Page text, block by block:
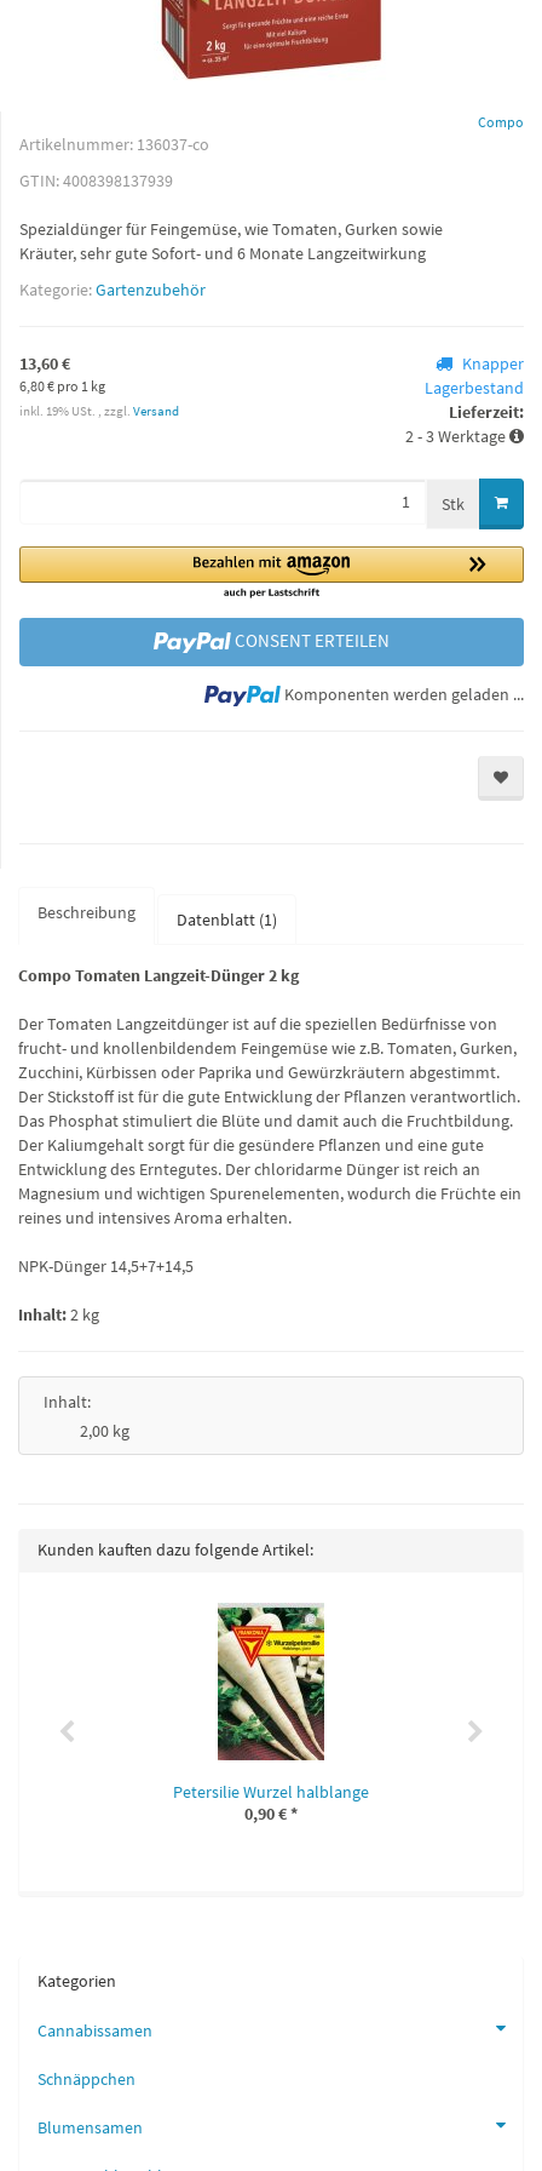
Compo
Artikelnummer: 136037-co
GTIN:4008398137939
Spezialdünger für Feingemüse, wie Tomaten, Gurken sowie
Kräuter, sehr gute Sofort- und 6 Monate Langzeitwirkung
Kategorie:Gartenzubehör
13,60 €
6,80 € pro 1 kg
inkl. 19% USt. , zzgl. Versand
Knapper
Lagerbestand
Lieferzeit:
2 - 3 Werktage
Stk
CONSENT ERTEILEN
Komponenten werden geladen ...
Beschreibung Datenblatt (1)
Compo Tomaten Langzeit-Dünger 2 kg
Der Tomaten Langzeitdünger ist auf die speziellen Bedürfnisse von
frucht- und knollenbildendem Feingemüse wie z.B. Tomaten, Gurken,
Zucchini, Kürbissen oder Paprika und Gewürzkräutern abgestimmt.
Der Stickstoff ist für die gute Entwicklung der Pflanzen verantwortlich.
Das Phosphat stimuliert die Blüte und damit auch die Fruchtbildung.
Der Kaliumgehalt sorgt für die gesündere Pflanzen und eine gute
Entwicklung des Erntegutes. Der chloridarme Dünger ist reich an
Magnesium und wichtigen Spurenelementen, wodurch die Früchte ein
reines und intensives Aroma erhalten.
NPK-Dünger 14,5+7+14,5
Inhalt:2 kg
Inhalt:
2,00 kg
Kunden kauften dazu folgende Artikel:
Petersilie Wurzel halblange
0,90 €*
Kategorien
Cannabissamen
Schnäppchen
Blumensamen